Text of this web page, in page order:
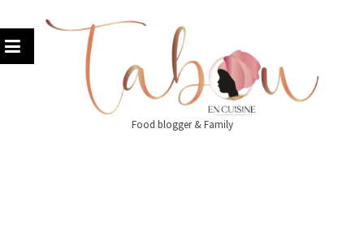
to
content
Food blogger & Family